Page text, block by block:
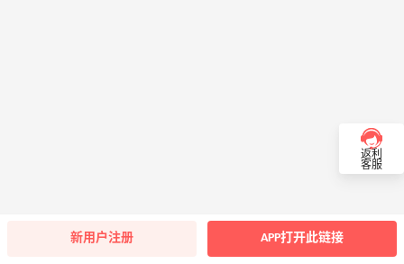
返利
客服
新用户注册 APP打开此链接